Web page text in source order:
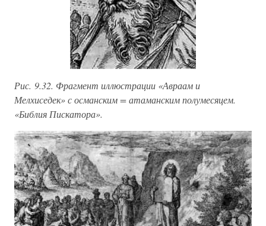
Рис. 9.32. Фрагмент иллюстрации «Авраам и
Мелхиседек» с османским = атаманским полумесяцем.
«Библия Пискатора».